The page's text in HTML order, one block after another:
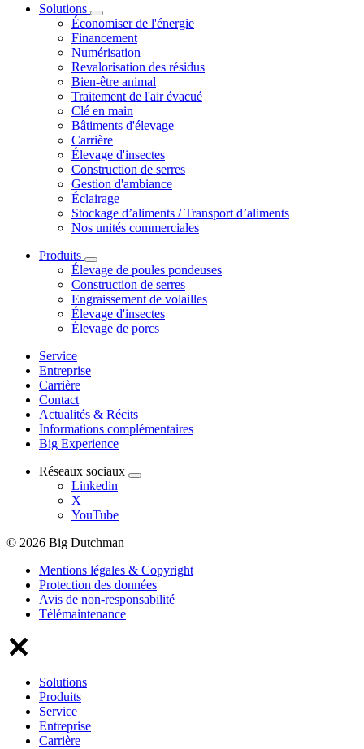
Solutions
Économiser de l'énergie
Financement
Numérisation
Revalorisation des résidus
Bien-être animal
Traitement de l'air évacué
Clé en main
Bâtiments d'élevage
Carrière
Élevage d'insectes
Construction de serres
Gestion d'ambiance
Éclairage
Stockage d’aliments / Transport d’aliments
Nos unités commerciales
Produits
Élevage de poules pondeuses
Construction de serres
Engraissement de volailles
Élevage d'insectes
Élevage de porcs
Service
Entreprise
Carrière
Contact
Actualités & Récits
Informations complémentaires
Big Experience
Réseaux sociaux
Linkedin
X
YouTube
© 2026 Big Dutchman
Mentions légales & Copyright
Protection des données
Avis de non-responsabilité
Télémaintenance
Solutions
Produits
Service
Entreprise
Carrière